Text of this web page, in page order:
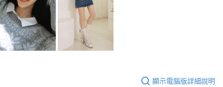
顯示電腦版詳細說明